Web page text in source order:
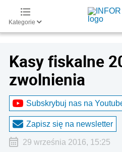
Kategorie
Kasy fiskalne
zwolnienia
Subskrybuj nas na
Zapisz się na newsletter
29 września 2016, 15:25